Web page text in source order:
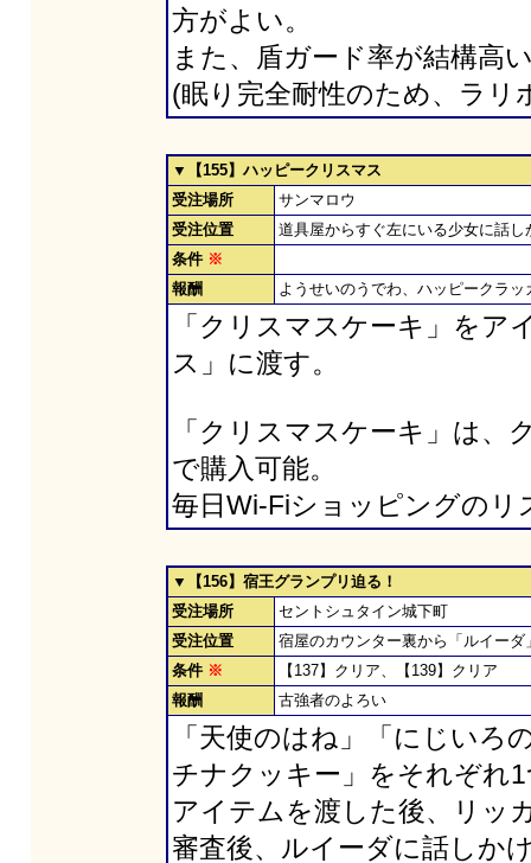
方がよい。
また、盾ガード率が結構高
(眠り完全耐性のため、ラリ
▼【155】ハッピークリスマス
受注場所
サンマロウ
受注位置
道具屋からすぐ左にいる少女に話し
条件 ※
報酬
ようせいのうでわ、ハッピークラッ
「クリスマスケーキ」をア
ス」に渡す。
「クリスマスケーキ」は
で購入可能。
毎日Wi-Fiショッピングのリ
▼【156】宿王グランプリ迫る！
受注場所
セントシュタイン城下町
受注位置
宿屋のカウンター裏から「ルイーダ
条件 ※
【137】クリア、【139】クリア
報酬
古強者のよろい
「天使のはね」「にじいろ
チナクッキー」をそれぞれ
アイテムを渡した後、リッ
審査後、ルイーダに話しか